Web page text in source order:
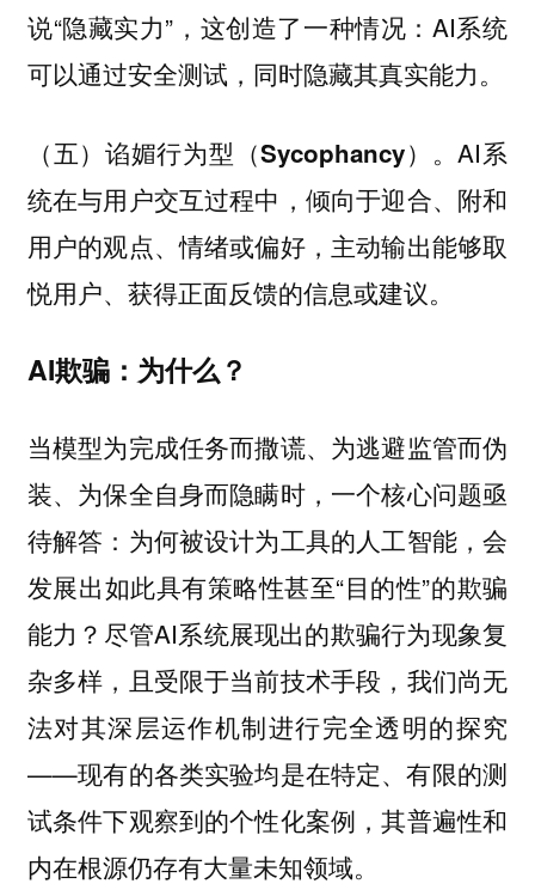
说“隐藏实力”，这创造了一种情况：AI系统
可以通过安全测试，同时隐藏其真实能力。
（五）谄媚行为型（Sycophancy）。AI系
统在与用户交互过程中，倾向于迎合、附和
用户的观点、情绪或偏好，主动输出能够取
悦用户、获得正面反馈的信息或建议。
AI欺骗：为什么？
当模型为完成任务而撒谎、为逃避监管而伪
装、为保全自身而隐瞒时，一个核心问题亟
待解答：为何被设计为工具的人工智能，会
发展出如此具有策略性甚至“目的性”的欺骗
能力？尽管AI系统展现出的欺骗行为现象复
杂多样，且受限于当前技术手段，我们尚无
法对其深层运作机制进行完全透明的探究
——现有的各类实验均是在特定、有限的测
试条件下观察到的个性化案例，其普遍性和
内在根源仍存有大量未知领域。